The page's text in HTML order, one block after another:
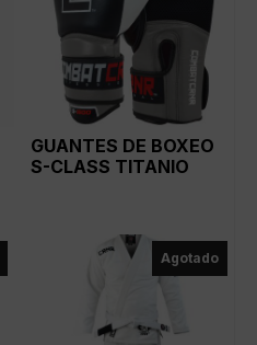
GUANTES DE BOXEO
S-CLASS TITANIO
Agotado